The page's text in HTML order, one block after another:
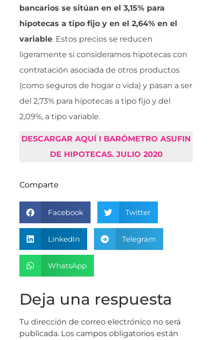
bancarios se sitúan en el 3,15% para
hipotecas a tipo fijo y en el 2,64% en el
variable. Estos precios se reducen
ligeramente si consideramos hipotecas con
contratación asociada de otros productos
(como seguros de hogar o vida) y pasan a ser
del 2,73% para hipotecas a tipo fijo y del
2,09%, a tipo variable.
DESCARGAR AQUÍ I BARÓMETRO ASUFIN
DE HIPOTECAS. JULIO 2020
Comparte
Facebook Twitter
LinkedIn Telegram
WhatsApp
Deja una respuesta
Tu dirección de correo electrónico no será
publicada. Los campos obligatorios están